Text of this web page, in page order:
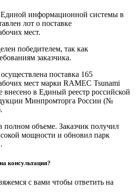
информационной системы в
лот о поставке
мест.
победителем, так как
заказчика.
поставка 165
мест марки RAMEC Tsunami
в Единый реестр российской
Минпромторга России (№
объеме. Заказчик получил
мощности и обновил парк
консультация?
с вами чтобы ответить на